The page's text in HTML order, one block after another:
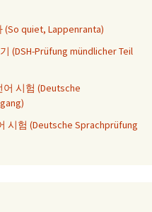
quiet, Lappenranta)
(DSH-Prüfung mündlicher Teil
어 시험 (Deutsche
시험 (Deutsche Sprachprüfung